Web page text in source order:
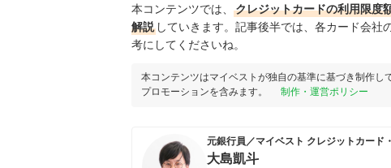
本コンテンツでは、
クレジットカードの利用限度
解説 していきます。 記事後半では、各カード会社
考にしてくださいね。
本コンテンツはマイベストが独自の基準に基づき制作し
プロモーションを含みます。
制作・運営ポリシー
元銀行員／マイベスト クレジットカード
大島凱斗